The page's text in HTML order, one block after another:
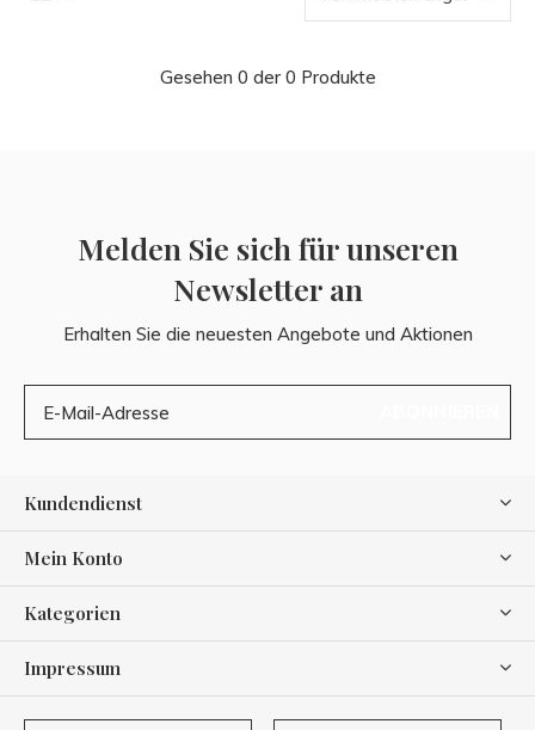
Gesehen 0 der 0 Produkte
Melden Sie sich für unseren
Newsletter an
Erhalten Sie die neuesten Angebote und Aktionen
Kundendienst
Mein Konto
Kategorien
Impressum